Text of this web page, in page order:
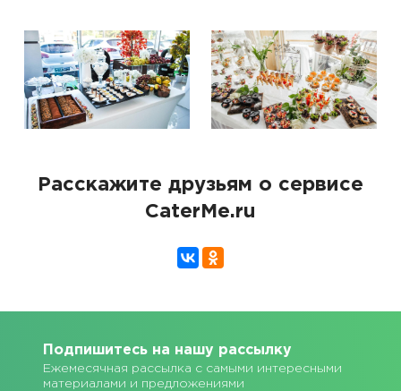
Расскажите друзьям о сервисе
CaterMe.ru
Подпишитесь на нашу рассылку
Ежемесячная рассылка с самыми интересными
материалами и предложениями